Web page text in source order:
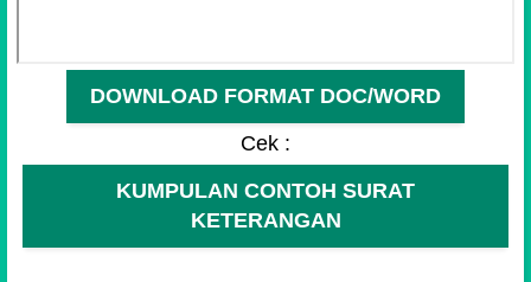
DOWNLOAD FORMAT DOC/WORD
Cek :
KUMPULAN CONTOH SURAT
KETERANGAN